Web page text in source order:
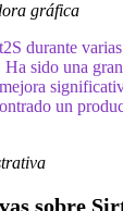
gráfica
durante
Ha sido una
un
sobre